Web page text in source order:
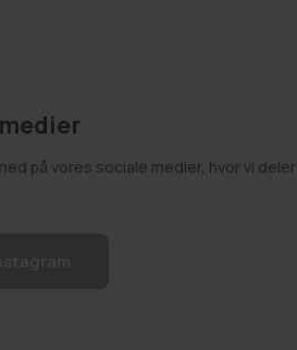
på vores sociale medier, hvor vi deler